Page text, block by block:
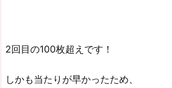
2回目の100枚超えです！
しかも当たりが早かったため、